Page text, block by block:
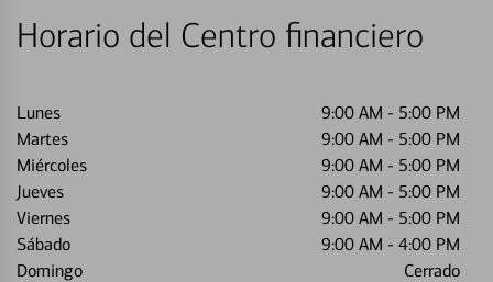
Horario del Centro financiero
Lunes 9:00 AM - 5:00 PM
Martes
9:00 AM - 5:00 PM
Miércoles
9:00 AM - 5:00 PM
Jueves
9:00 AM - 5:00 PM
Viernes
9:00 AM - 5:00 PM
Sábado
9:00 AM - 4:00 PM
Domingo
Cerrado